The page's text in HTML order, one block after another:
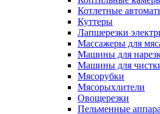
Котлетные
Куттеры
Лапшерезки
Массажеры для
Машины для
Машины для
Мясорубки
Мясорыхлители
Овощерезки
Пельменные